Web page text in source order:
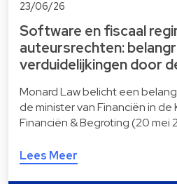
23/06/26
Software en fiscaal
auteursrechten:
verduidelijkingen door
Monard Law belicht een
de minister van Financiën in de
Financiën & Begroting (20 mei
Lees Meer